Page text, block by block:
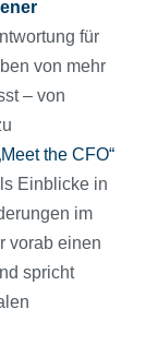
für
von mehr
– von
the CFO“
Einblicke in
im
vorab einen
spricht